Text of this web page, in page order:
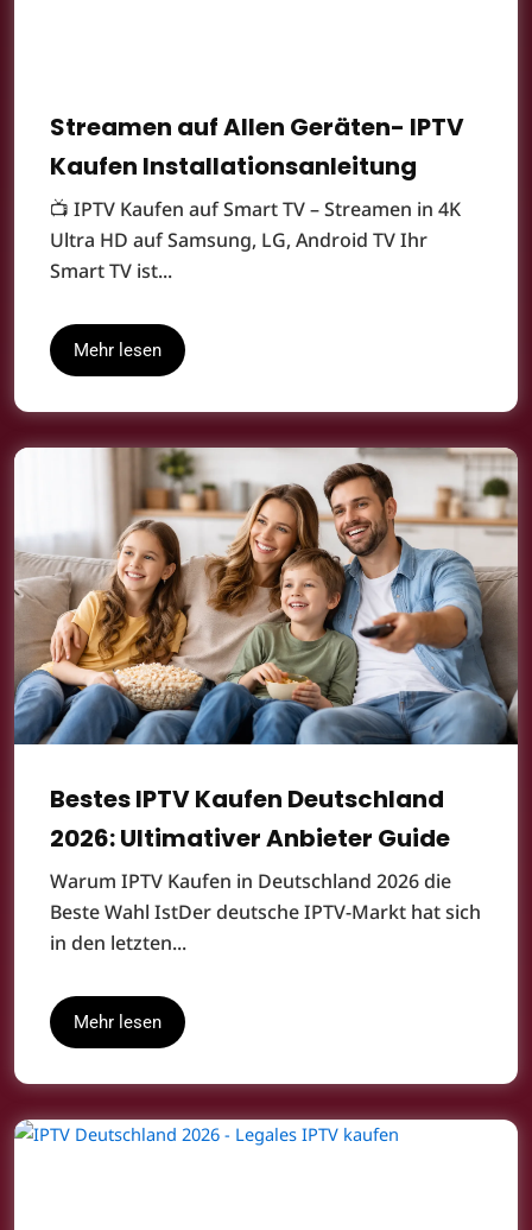
Streamen auf Allen Geräten- IPTV
Kaufen Installationsanleitung
📺 IPTV Kaufen auf Smart TV – Streamen in 4K
Ultra HD auf Samsung, LG, Android TV Ihr
Smart TV ist...
Mehr lesen
Bestes IPTV Kaufen Deutschland
2026: Ultimativer Anbieter Guide
Warum IPTV Kaufen in Deutschland 2026 die
Beste Wahl Ist​ Der deutsche IPTV-Markt hat sich
in den letzten...
Mehr lesen